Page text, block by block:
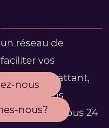
réseau de
vos
du combattant,
seul.
Vos
en charge sous 24
nous
nous?